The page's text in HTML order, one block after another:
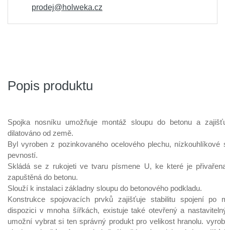
prodej@holweka.cz
Popis produktu
Spojka nosníku umožňuje montáž sloupu do betonu a
dilatováno od země.
Byl vyroben z pozinkovaného ocelového plechu, nízkouhlíkové
pevností.
Skládá se z rukojeti ve tvaru písmene U, ke které je
zapuštěná do betonu.
Slouží k instalaci základny sloupu do betonového podkladu.
Konstrukce spojovacích prvků zajišťuje stabilitu spojení po
dispozici v mnoha šířkách, existuje také otevřený a
umožní vybrat si ten správný produkt pro velikost hranolu.